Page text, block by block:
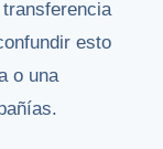
esto
o una